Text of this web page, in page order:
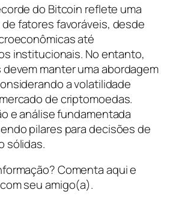
do Bitcoin reflete uma
fatores favoráveis, desde
até
institucionais. No entanto,
manter uma abordagem
a volatilidade
de criptomoedas.
e análise fundamentada
pilares para decisões de
sólidas.
Comenta aqui e
seu amigo(a).